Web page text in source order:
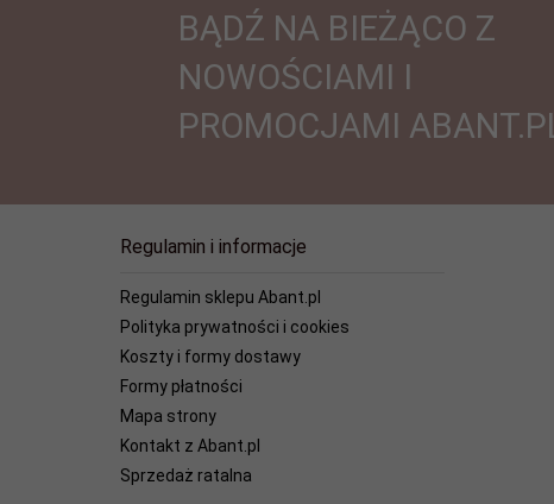
BĄDŹ NA BIEŻĄCO Z
NOWOŚCIAMI I
PROMOCJAMI
Regulamin i informacje
Regulamin sklepu Abant.pl
Polityka prywatności i cookies
Koszty i formy dostawy
Formy płatności
Mapa strony
Kontakt z Abant.pl
Sprzedaż ratalna